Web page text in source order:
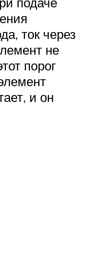
ток через
не
порог
и он